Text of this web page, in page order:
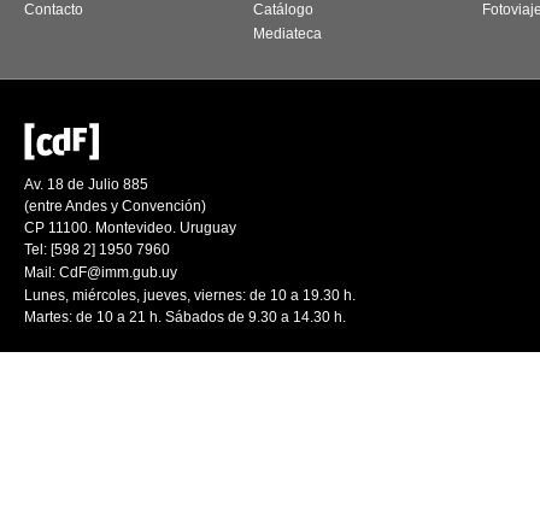
Contacto
Catálogo
Mediateca
Av. 18 de Julio 885
(entre Andes y Convención)
CP 11100. Montevideo. Uruguay
Tel: [598 2] 1950 7960
Mail: CdF@imm.gub.uy
Lunes, miércoles, jueves, viernes: de 10 a 19.30 h.
Martes: de 10 a 21 h. Sábados de 9.30 a 14.30 h.